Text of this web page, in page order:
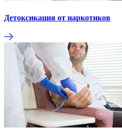
Детоксикация от наркотиков